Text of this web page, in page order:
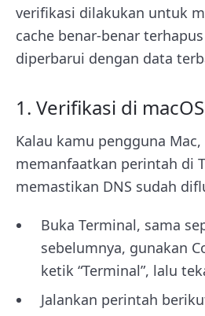
verifikasi dilakukan untuk
cache benar-benar
diperbarui dengan data
1. Verifikasi di macOS
Kalau kamu pengguna
memanfaatkan perintah di
memastikan DNS sudah
Buka Terminal, sama
sebelumnya, gunakan
ketik “Terminal”, lalu
Jalankan perintah